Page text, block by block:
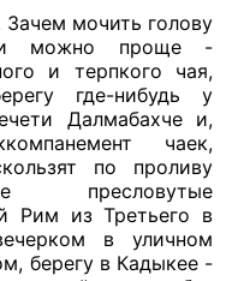
Зачем мочить голову
можно проще -
и терпкого чая,
где-нибудь у
Далмабахче и,
чаек,
по проливу
пресловутые
Рим из Третьего в
в уличном
берегу в Кадыкее -